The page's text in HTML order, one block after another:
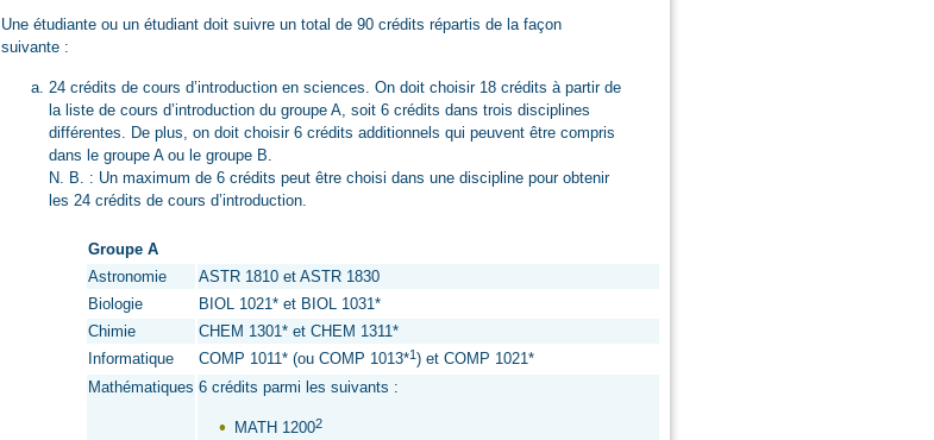
Une étudiante ou un étudiant doit suivre un total de 90 crédits répartis de la façon
suivante :
24 crédits de cours d’introduction en sciences. On doit choisir 18 crédits à partir de
la liste de cours d’introduction du groupe A, soit 6 crédits dans trois disciplines
différentes. De plus, on doit choisir 6 crédits additionnels qui peuvent être compris
dans le groupe A ou le groupe B.
N. B. : Un maximum de 6 crédits peut être choisi dans une discipline pour obtenir
les 24 crédits de cours d’introduction.
Groupe A
Astronomie
ASTR 1810 et ASTR 1830
Biologie
BIOL 1021* et BIOL 1031*
Chimie
CHEM 1301* et CHEM 1311*
Informatique
COMP 1011* (ou COMP 1013*1) et COMP 1021*
Mathématiques 6 crédits parmi les suivants :
MATH 12002